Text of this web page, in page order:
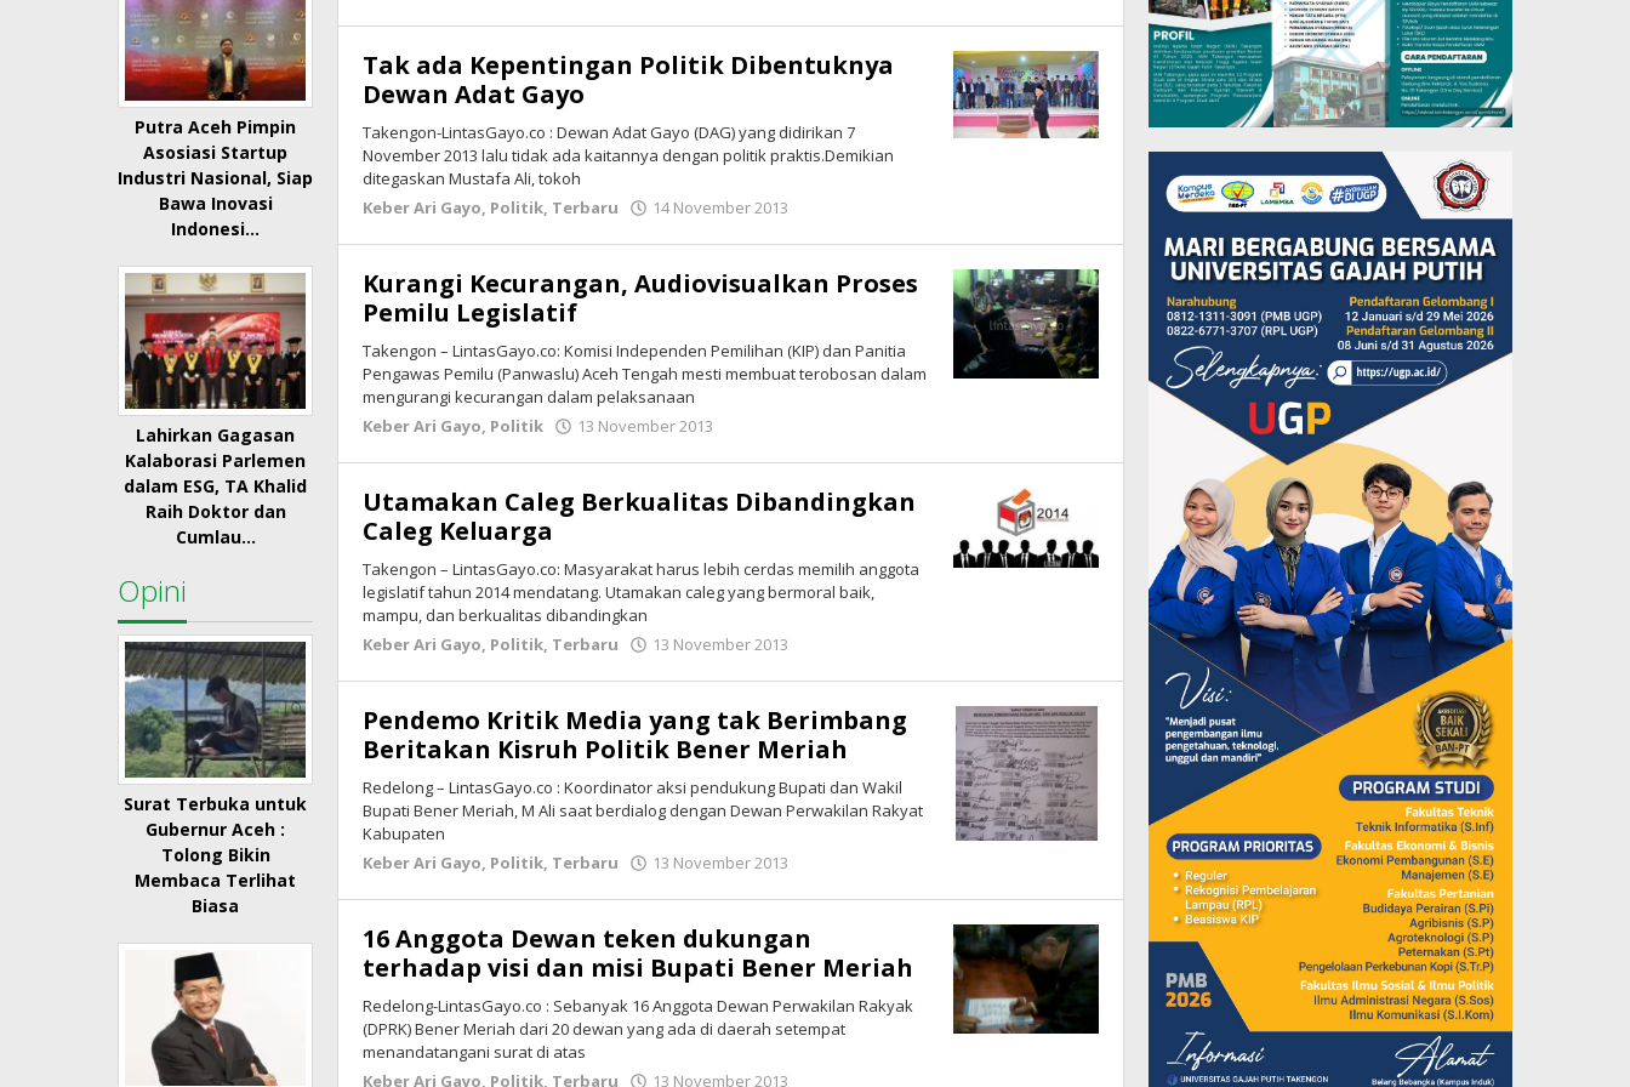
Putra Aceh Pimpin
Asosiasi Startup
Industri Nasional, Siap
Bawa Inovasi
Indonesi…
Lahirkan Gagasan
Kalaborasi Parlemen
dalam ESG, TA Khalid
Raih Doktor dan
Cumlau…
Opini
Surat Terbuka untuk
Gubernur Aceh :
Tolong Bikin
Membaca Terlihat
Biasa
Tak ada Kepentingan Politik Dibentuknya
Dewan Adat Gayo
Takengon-LintasGayo.co : Dewan Adat Gayo (DAG) yang didirikan 7
November 2013 lalu tidak ada kaitannya dengan politik praktis.Demikian
ditegaskan Mustafa Ali, tokoh
Keber Ari Gayo, Politik, Terbaru 14 November 2013
Kurangi Kecurangan, Audiovisualkan Proses
Pemilu Legislatif
Takengon – LintasGayo.co: Komisi Independen Pemilihan (KIP) dan Panitia
Pengawas Pemilu (Panwaslu) Aceh Tengah mesti membuat terobosan dalam
mengurangi kecurangan dalam pelaksanaan
Keber Ari Gayo, Politik 13 November 2013
Utamakan Caleg Berkualitas Dibandingkan
Caleg Keluarga
Takengon – LintasGayo.co: Masyarakat harus lebih cerdas memilih anggota
legislatif tahun 2014 mendatang. Utamakan caleg yang bermoral baik,
mampu, dan berkualitas dibandingkan
Keber Ari Gayo, Politik, Terbaru 13 November 2013
Pendemo Kritik Media yang tak Berimbang
Beritakan Kisruh Politik Bener Meriah
Redelong – LintasGayo.co : Koordinator aksi pendukung Bupati dan Wakil
Bupati Bener Meriah, M Ali saat berdialog dengan Dewan Perwakilan Rakyat
Kabupaten
Keber Ari Gayo, Politik, Terbaru 13 November 2013
16 Anggota Dewan teken dukungan
terhadap visi dan misi Bupati Bener Meriah
Redelong-LintasGayo.co : Sebanyak 16 Anggota Dewan Perwakilan Rakyak
(DPRK) Bener Meriah dari 20 dewan yang ada di daerah setempat
menandatangani surat di atas
Keber Ari Gayo, Politik, Terbaru 13 November 2013